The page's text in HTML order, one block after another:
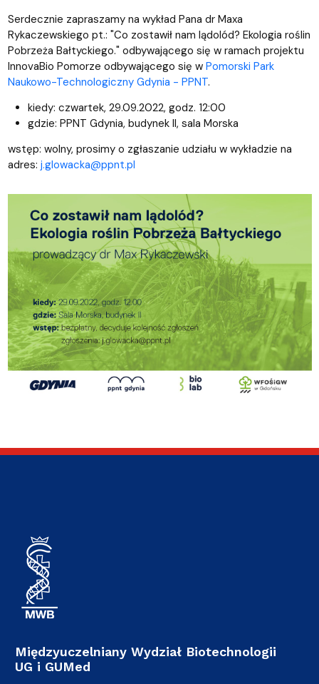
Serdecznie zapraszamy na wykład Pana dr Maxa
Rykaczewskiego pt.: "Co zostawił nam lądolód? Ekologia roślin
Pobrzeża Bałtyckiego." odbywającego się w ramach projektu
InnovaBio Pomorze odbywającego się w Pomorski Park
Naukowo-Technologiczny Gdynia - PPNT.
kiedy: czwartek, 29.09.2022, godz. 12:00
gdzie: PPNT Gdynia, budynek II, sala Morska
wstęp: wolny, prosimy o zgłaszanie udziału w wykładzie na
adres: j.glowacka@ppnt.pl
Międzyuczelniany Wydział Biotechnologii
UG i GUMed